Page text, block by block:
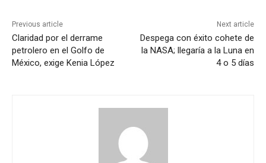
Previous article
Claridad por el derrame
petrolero en el Golfo de
México, exige Kenia López
Next article
Despega con éxito cohete de
la NASA; llegaría a la Luna en
4 o 5 días